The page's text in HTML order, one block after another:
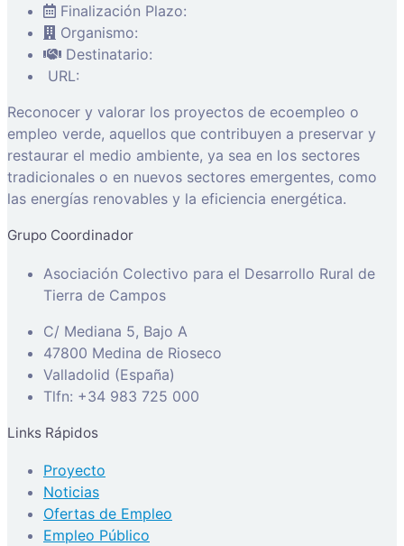
Finalización Plazo:
Organismo:
Destinatario:
URL:
Reconocer y valorar los proyectos de ecoempleo o
empleo verde, aquellos que contribuyen a preservar y
restaurar el medio ambiente, ya sea en los sectores
tradicionales o en nuevos sectores emergentes, como
las energías renovables y la eficiencia energética.
Grupo Coordinador
Asociación Colectivo para el Desarrollo Rural de
Tierra de Campos
C/ Mediana 5, Bajo A
47800 Medina de Rioseco
Valladolid (España)
Tlfn: +34 983 725 000
Links Rápidos
Proyecto
Noticias
Ofertas de Empleo
Empleo Público